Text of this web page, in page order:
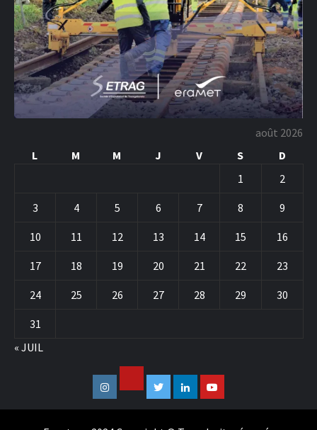
août 2026
L
M M J V S D
« JUIL
1 2
3 4 5 6 7 8 9
10 11 12 13 14 15 16
17 18 19 20 21 22 23
24 25 26 27 28 29 30
31
Instagram
Facebook
TwitterLinkedinYoutube